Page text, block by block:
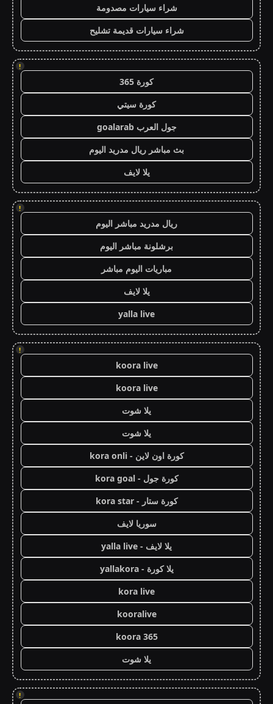
شراء سيارات مصدومة
شراء سيارات قديمة تشليح
!
كورة 365
كورة سيتي
جول العرب goalarab
بث مباشر ريال مدريد اليوم
يلا لايف
!
ريال مدريد مباشر اليوم
برشلونة مباشر اليوم
مباريات اليوم مباشر
يلا لايف
yalla live
!
koora live
koora live
يلا شوت
يلا شوت
كورة اون لاين - kora onli
كورة جول - kora goal
كورة ستار - kora star
سوريا لايف
يلا لايف - yalla live
يلا كورة - yallakora
kora live
kooralive
koora 365
يلا شوت
!